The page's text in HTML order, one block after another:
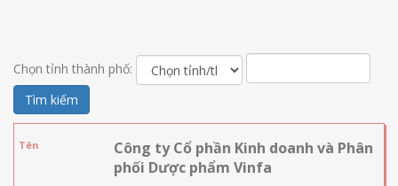
Chọn tỉnh thành phố:
Tìm kiếm
Tên
Công ty Cổ phần Kinh doanh và Phân
phối Dược phẩm Vinfa